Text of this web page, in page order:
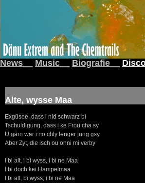
News__ Music__ Biografie__
Alte, wysse Maa
Exgüsee, dass i nid schwarz bi
Tschuldigung, dass i ke Frou cha sy
U gärn wär i no chly lenger jung gsy
Aber Zyt, die isch ou ohni mi verby
I bi alt, i bi wyss, i bi ne Maa
I bi doch kei Hampelmaa
I bi alt, bi wyss, i bi ne Maa